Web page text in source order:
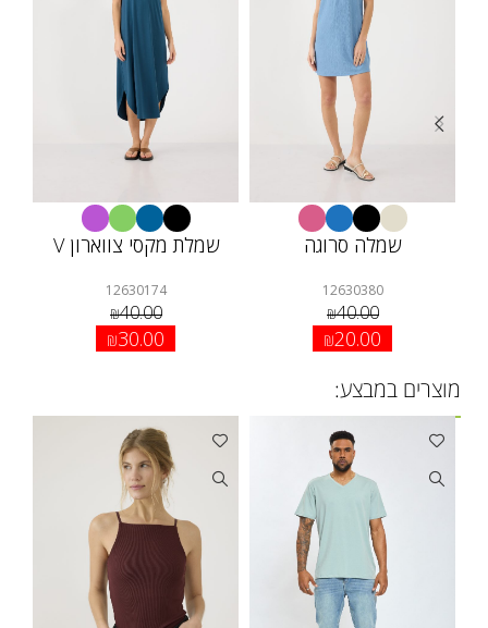
שמלה סרוגה
12630380
₪40.00
₪20.00
שמלת מקסי צווארון V
12630174
₪40.00
₪30.00
מוצרים במבצע: